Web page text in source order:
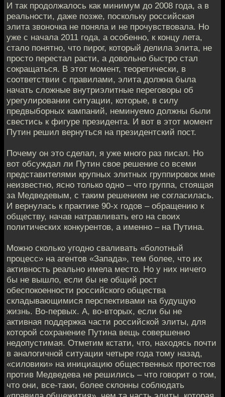
И так продолжалось как минимум до 2008 года, а в
реальности, даже позже, поскольку российская
элита звоночка не поняла и не прочувствовала. Но
уже с начала 2011 года, а особенно, к концу лета,
стало понятно, что пирог, который делила элита, не
просто перестал расти, а довольно быстро стал
сокращаться. В этот момент, теоретически, в
соответствии с правилами, элита должна была
начать сложные внутриэлитные переговоры об
урегулировании ситуации, которые, в силу
предвыборных кампаний, неминуемо должны были
свестись к фигуре президента. И вот в этот момент
Путин решил вернуться на президентский пост.
Почему он это сделал, я уже много раз писал. Но
вот обсуждал ли Путин свое решение со всеми
представителями крупных элитных группировок мне
неизвестно, ясно только одно – что группа, стоящая
за Медведевым, с таким решением не согласилась.
И вернулась к практике 90-х годов – обращению к
обществу, начав натравливать его на своих
политических конкурентов, а именно – на Путина.
Можно сколько угодно сваливать «болотный
процесс» на агентов «Запада», тем более, что их
активность реально имела место. Но у них ничего
бы не вышло, если бы не общий рост
обеспокоенности российского общества
складывающимися перспективами на будущую
жизнь. Во-первых. А, во-вторых, если бы не
активная поддержка части российской элиты, для
которой сохранение Путина вещь совершенно
недопустимая. Отметим кстати, что, находясь почти
в аналогичной ситуации четыре года тому назад,
«силовики» на инициацию общественных протестов
против Медведева не решились – что говорит о том,
что они, все-таки, более склонны соблюдать